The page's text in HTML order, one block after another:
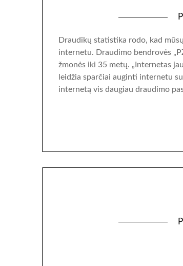
Draudikų statistika rodo, kad
internetu. Draudimo bendrovės
žmonės iki 35 metų. „Internetas
leidžia sparčiai auginti internetu
internetą vis daugiau draudimo